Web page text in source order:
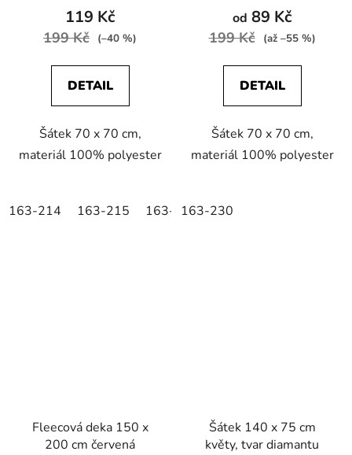
119 Kč
199 Kč (–40 %)
DETAIL
Šátek 70 x 70 cm,
materiál 100% polyester
163-214 163-215 163-216
od 89 Kč
199 Kč (až –55 %)
DETAIL
Šátek 70 x 70 cm,
materiál 100% polyester
163-230
Fleecová deka 150 x
200 cm červená
Šátek 140 x 75 cm
květy, tvar diamantu